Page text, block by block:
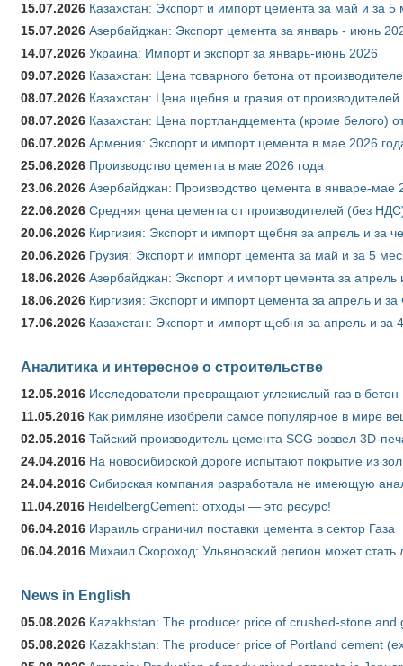
15.07.2026 Казахстан: Экспорт и импорт цемента за май и за
15.07.2026 Азербайджан: Экспорт цемента за январь - июнь
14.07.2026 Украина: Импорт и экспорт за январь-июнь 2026
09.07.2026 Казахстан: Цена товарного бетона от
08.07.2026 Казахстан: Цена щебня и гравия от
08.07.2026 Казахстан: Цена портландцемента (кроме белого)
06.07.2026 Армения: Экспорт и импорт цемента в мае 2026
25.06.2026 Производство цемента в мае 2026 года
23.06.2026 Азербайджан: Производство цемента в январе-мае
22.06.2026 Средняя цена цемента от производителей (без
20.06.2026 Киргизия: Экспорт и импорт щебня за апрель и за
20.06.2026 Грузия: Экспорт и импорт цемента за май и за 5
18.06.2026 Азербайджан: Экспорт и импорт цемента за
18.06.2026 Киргизия: Экспорт и импорт цемента за апрель и
17.06.2026 Казахстан: Экспорт и импорт щебня за апрель и за
Аналитика и интересное о строительстве
12.05.2016 Исследователи превращают углекислый газ в бетон
11.05.2016 Как римляне изобрели самое популярное в мире
02.05.2016 Тайский производитель цемента SCG возвел 3D-
24.04.2016 На новосибирской дороге испытают покрытие из
24.04.2016 Сибирская компания разработала не имеющую
11.04.2016 HeidelbergCement: отходы — это ресурс!
06.04.2016 Израиль ограничил поставки цемента в сектор Газа
06.04.2016 Михаил Скороход: Ульяновский регион может
News in English
05.08.2026 Kazakhstan: The producer price of crushed-stone and
05.08.2026 Kazakhstan: The producer price of Portland cement